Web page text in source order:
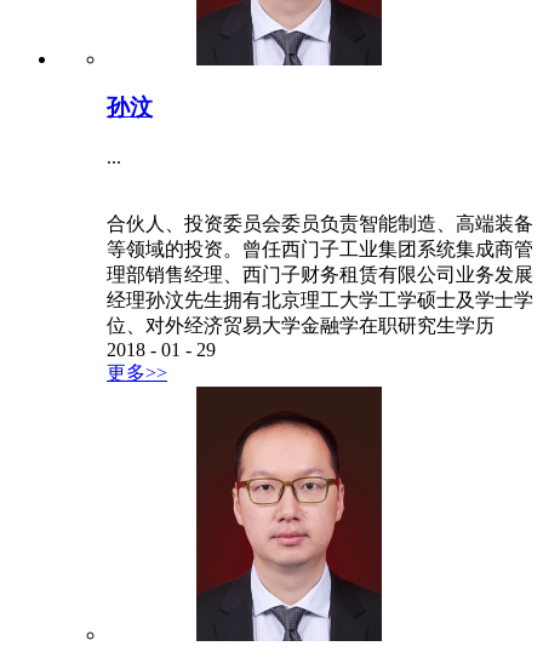
孙汶
...
合伙人、投资委员会委员负责智能制造、高端装备
等领域的投资。曾任西门子工业集团系统集成商管
理部销售经理、西门子财务租赁有限公司业务发展
经理孙汶先生拥有北京理工大学工学硕士及学士学
位、对外经济贸易大学金融学在职研究生学历
2018 - 01 - 29
更多>>